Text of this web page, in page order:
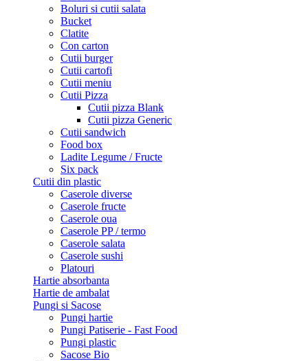
Boluri si cutii salata
Bucket
Clatite
Con carton
Cutii burger
Cutii cartofi
Cutii meniu
Cutii Pizza
Cutii pizza Blank
Cutii pizza Generic
Cutii sandwich
Food box
Ladite Legume / Fructe
Six pack
Cutii din plastic
Caserole diverse
Caserole fructe
Caserole oua
Caserole PP / termo
Caserole salata
Caserole sushi
Platouri
Hartie absorbanta
Hartie de ambalat
Pungi si Sacose
Pungi hartie
Pungi Patiserie - Fast Food
Pungi plastic
Sacose Bio